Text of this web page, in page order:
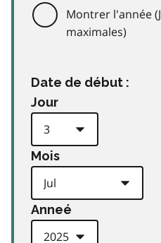
Montrer l'année
maximales)
Date de début :
Jour
Mois
Anneé